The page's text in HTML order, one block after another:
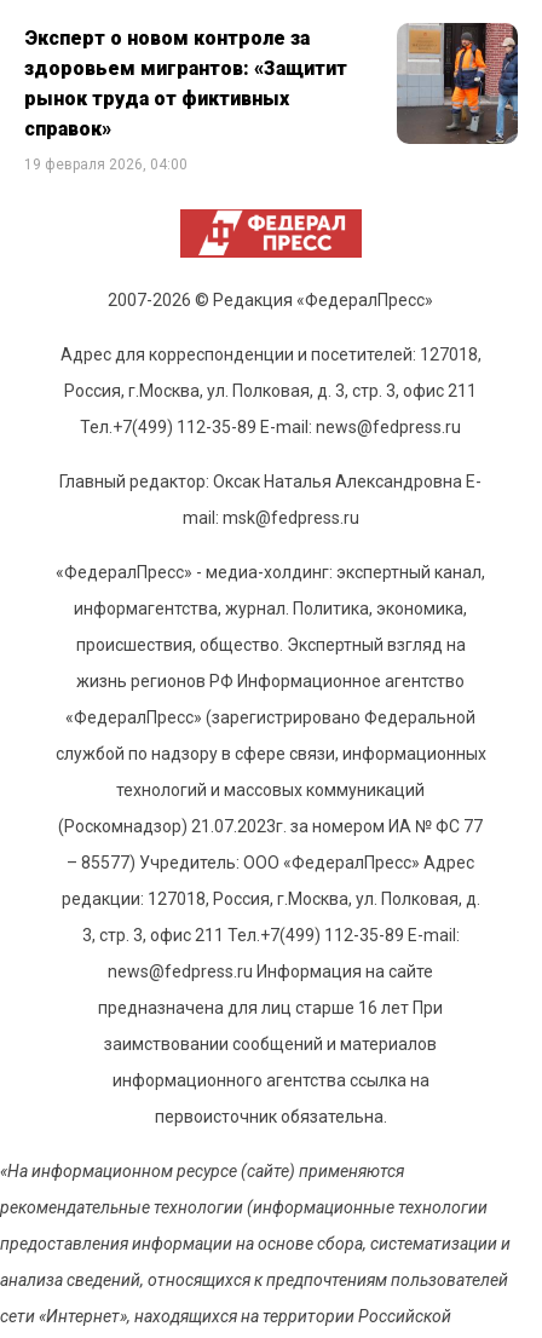
Эксперт о новом контроле за
здоровьем мигрантов: «Защитит
рынок труда от фиктивных
справок»
19 февраля 2026, 04:00
2007-2026 © Редакция «ФедералПресс»
Адрес для корреспонденции и посетителей: 127018,
Россия, г.Москва, ул. Полковая, д. 3, стр. 3, офис 211
Тел.+7(499) 112-35-89 E-mail: news@fedpress.ru
Главный редактор: Оксак Наталья Александровна E-
mail: msk@fedpress.ru
«ФедералПресс» - медиа-холдинг: экспертный канал,
информагентства, журнал. Политика, экономика,
происшествия, общество. Экспертный взгляд на
жизнь регионов РФ Информационное агентство
«ФедералПресс» (зарегистрировано Федеральной
службой по надзору в сфере связи, информационных
технологий и массовых коммуникаций
(Роскомнадзор) 21.07.2023г. за номером ИА № ФС 77
– 85577) Учредитель: ООО «ФедералПресс» Адрес
редакции: 127018, Россия, г.Москва, ул. Полковая, д.
3, стр. 3, офис 211 Тел.+7(499) 112-35-89 E-mail:
news@fedpress.ru Информация на сайте
предназначена для лиц старше 16 лет При
заимствовании сообщений и материалов
информационного агентства ссылка на
первоисточник обязательна.
«На информационном ресурсе (сайте) применяются
рекомендательные технологии (информационные технологии
предоставления информации на основе сбора, систематизации и
анализа сведений, относящихся к предпочтениям пользователей
сети «Интернет», находящихся на территории Российской